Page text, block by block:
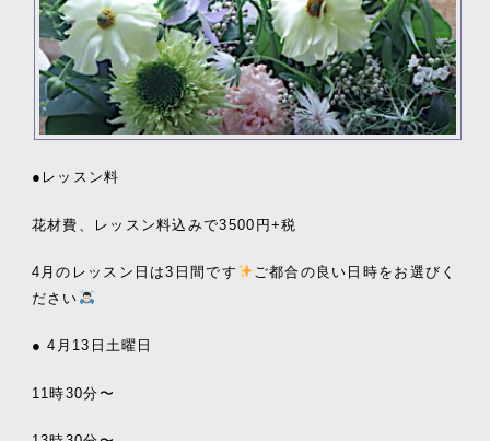
●レッスン料
花材費、レッスン料込みで3500円+税
4月のレッスン日は3日間です
ご都合の良い日時をお選びく
ださい
● 4月13日土曜日
11時30分〜